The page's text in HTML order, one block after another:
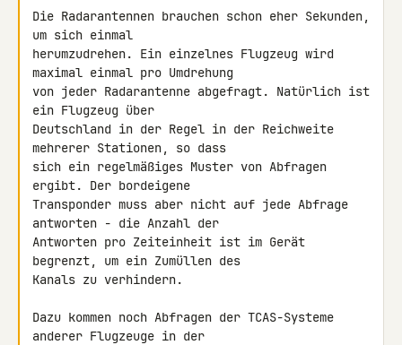
Die Radarantennen brauchen schon eher Sekunden,
um sich einmal
herumzudrehen. Ein einzelnes Flugzeug wird
maximal einmal pro Umdrehung
von jeder Radarantenne abgefragt. Natürlich ist
ein Flugzeug über
Deutschland in der Regel in der Reichweite
mehrerer Stationen, so dass
sich ein regelmäßiges Muster von Abfragen
ergibt. Der bordeigene
Transponder muss aber nicht auf jede Abfrage
antworten - die Anzahl der
Antworten pro Zeiteinheit ist im Gerät
begrenzt, um ein Zumüllen des
Kanals zu verhindern.
Dazu kommen noch Abfragen der TCAS-Systeme
anderer Flugzeuge in der